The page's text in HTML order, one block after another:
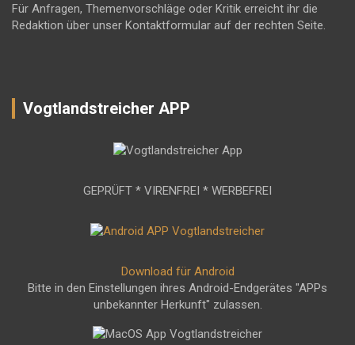
Für Anfragen, Themenvorschläge oder Kritik erreicht ihr die
Redaktion über unser Kontaktformular auf der rechten Seite.
Vogtlandstreicher APP
GEPRÜFT * VIRENFREI * WERBEFREI
Download für Android
Bitte in den Einstellungen ihres Android-Endgerätes "APPs
unbekannter Herkunft" zulassen.